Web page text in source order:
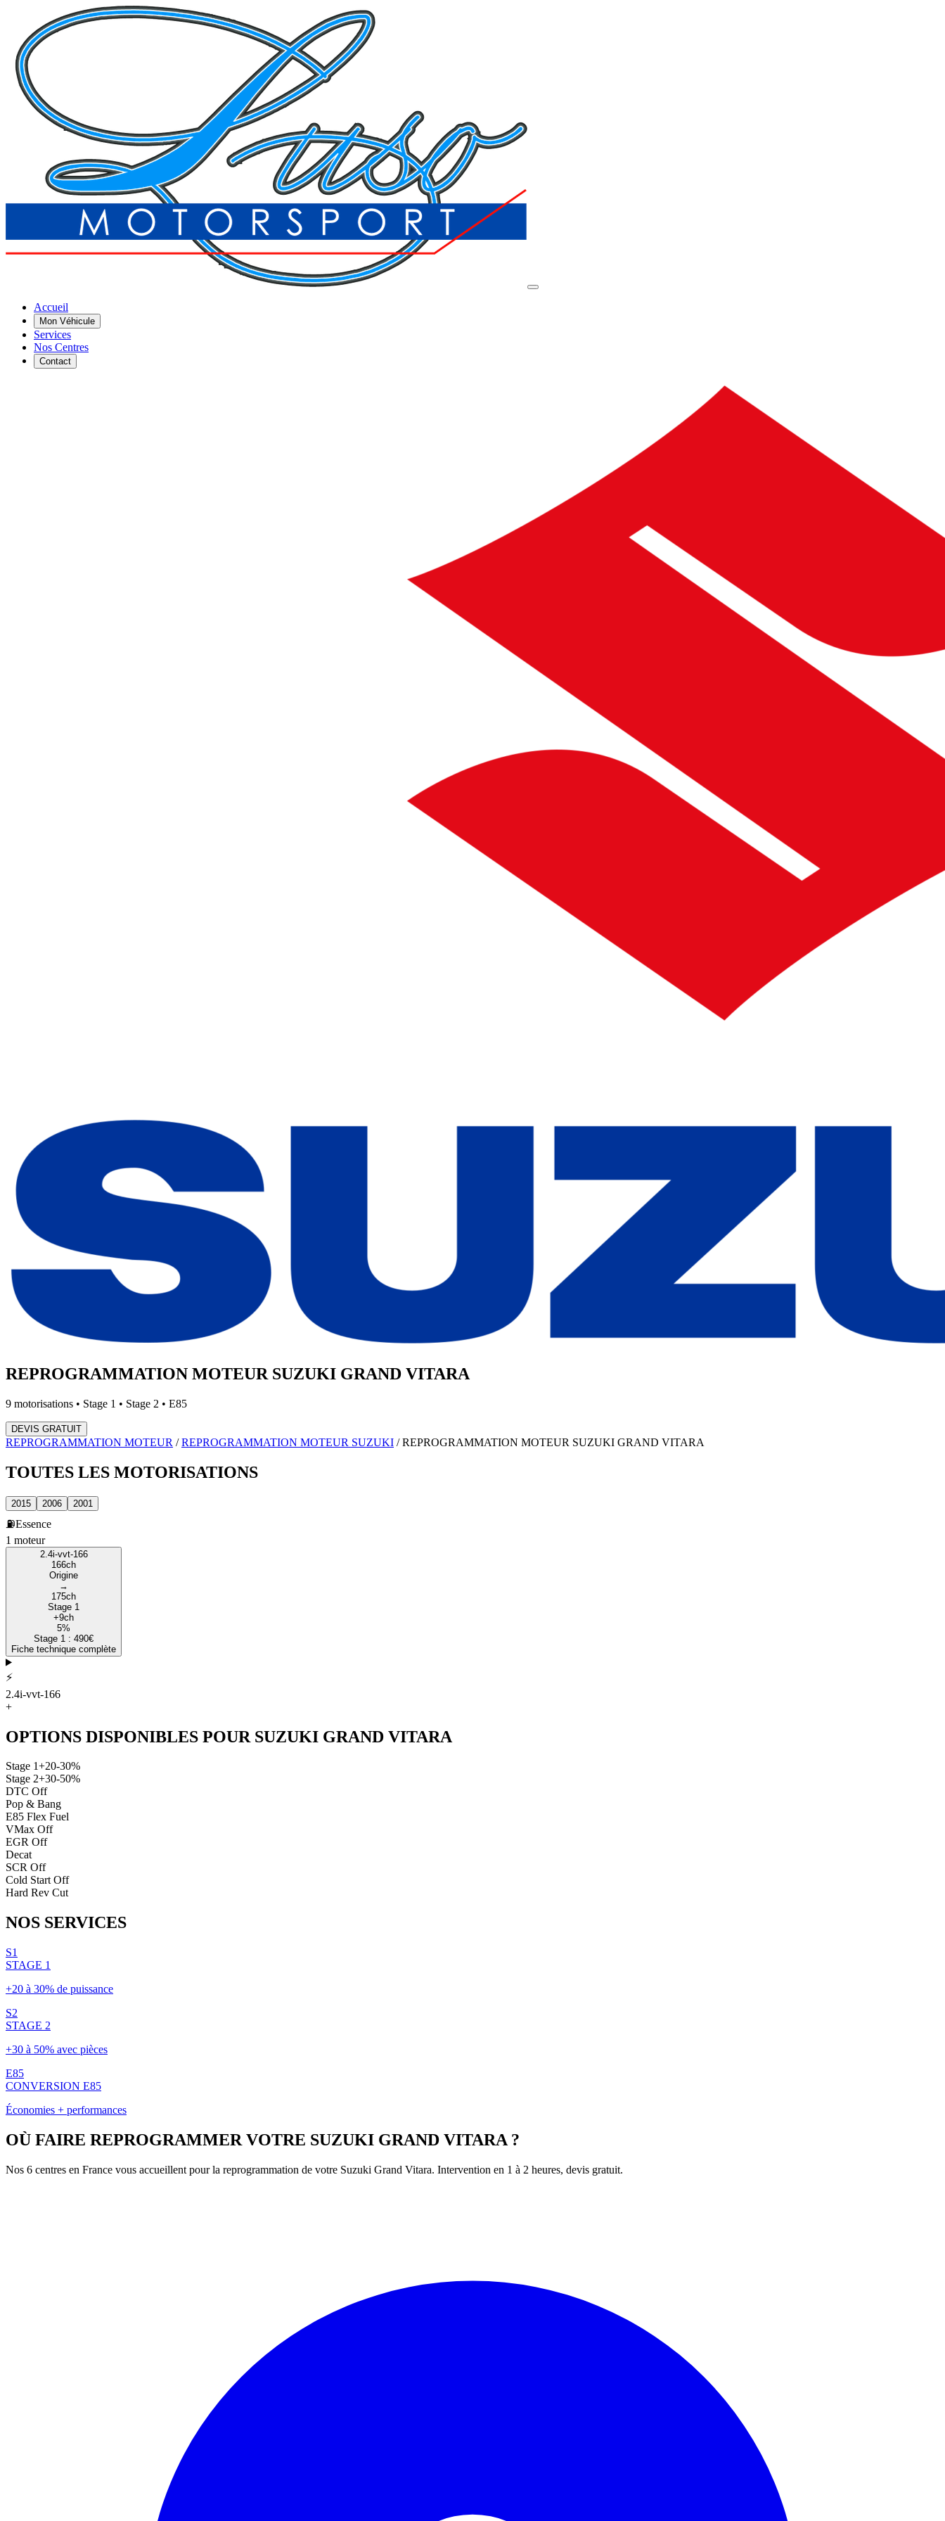
Accueil
Mon Véhicule
Services
Nos Centres
Contact
REPROGRAMMATION MOTEUR SUZUKI GRAND VITARA
9 motorisations • Stage 1 • Stage 2 • E85
DEVIS GRATUIT
REPROGRAMMATION MOTEUR /REPROGRAMMATION MOTEUR SUZUKI /REPROGRAMMATION MOTEUR SUZUKI GRAND VITARA
TOUTES LES MOTORISATIONS
2015 2006 2001
⛽Essence
1 moteur
2.4i-vvt-166
166ch
Origine
→
175ch
Stage 1
+9ch
5%
Stage 1 : 490€
Fiche technique complète
⚡
2.4i-vvt-166
+
OPTIONS DISPONIBLES POUR SUZUKI GRAND VITARA
Stage 1+20-30%
Stage 2+30-50%
DTC Off
Pop & Bang
E85 Flex Fuel
VMax Off
EGR Off
Decat
SCR Off
Cold Start Off
Hard Rev Cut
NOS SERVICES
S1
STAGE 1
+20 à 30% de puissance
S2
STAGE 2
+30 à 50% avec pièces
E85
CONVERSION E85
Économies + performances
OÙ FAIRE REPROGRAMMER VOTRE SUZUKI GRAND VITARA ?
Nos 6 centres en France vous accueillent pour la reprogrammation de votre Suzuki Grand Vitara. Intervention en 1 à 2 heures, devis gratuit.